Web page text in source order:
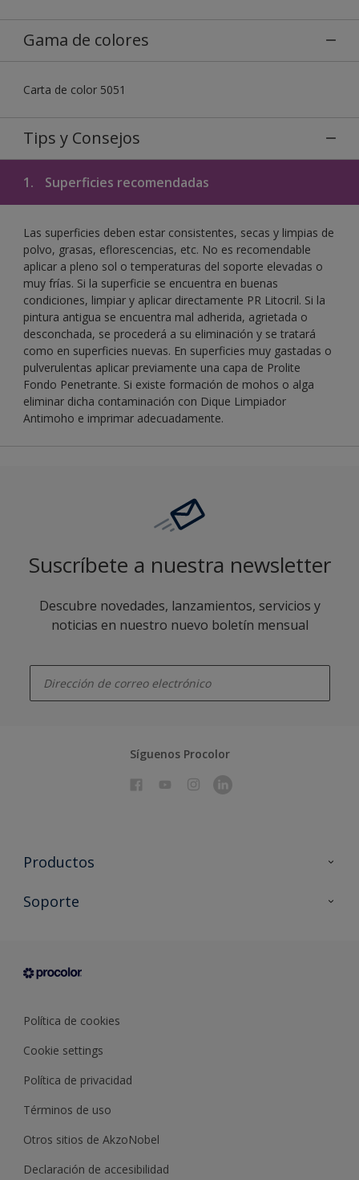
Gama de colores
Carta de color 5051
Tips y Consejos
1. Superficies recomendadas
Las superficies deben estar consistentes, secas y limpias de
polvo, grasas, eflorescencias, etc. No es recomendable
aplicar a pleno sol o temperaturas del soporte elevadas o
muy frías. Si la superficie se encuentra en buenas
condiciones, limpiar y aplicar directamente PR Litocril. Si la
pintura antigua se encuentra mal adherida, agrietada o
desconchada, se procederá a su eliminación y se tratará
como en superficies nuevas. En superficies muy gastadas o
pulverulentas aplicar previamente una capa de Prolite
Fondo Penetrante. Si existe formación de mohos o alga
eliminar dicha contaminación con Dique Limpiador
Antimoho e imprimar adecuadamente.
Suscríbete a nuestra newsletter
Descubre novedades, lanzamientos, servicios y
noticias en nuestro nuevo boletín mensual
Síguenos Procolor
Productos
Todos los productos
Condiciones generales de venta
Soporte
Sobre Procolor
Política de cookies
Cookie settings
Política de privacidad
Términos de uso
Otros sitios de AkzoNobel
Declaración de accesibilidad